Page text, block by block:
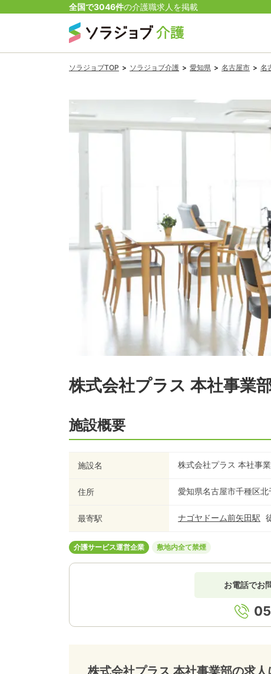
全国で3046件の介護職求人を掲載
ソラジョブTOP > ソラジョブ介護 > 愛知県 > 名古屋市 > 名
株式会社プラス 本社事業
施設概要
施設名 株式会社プラス 本社事
住所 愛知県名古屋市千種区
最寄駅 ナゴヤドーム前矢田駅
介護サービス運営企業 敷地内全て禁煙
お電話でお
株式会社プラス 本社事業部の求人